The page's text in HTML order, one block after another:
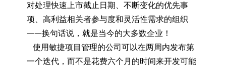
对处理快速上市截止日期、不断变化的优先事
项、高利益相关者参与度和灵活性需求的组织
——换句话说，就是当今的大多数企业！
使用敏捷项目管理的公司可以在两周内发布第
一个迭代，而不是花费六个月的时间来开发可能